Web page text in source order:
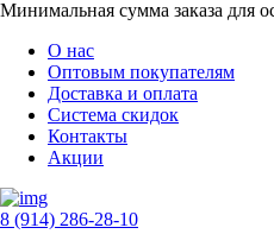
Минимальная сумма заказа для
О нас
Оптовым покупателям
Доставка и оплата
Система скидок
Контакты
Акции
8 (914) 286-28-10